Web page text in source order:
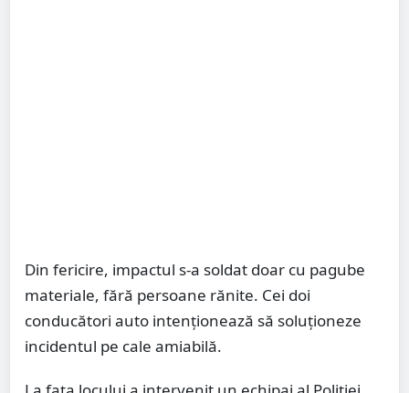
Din fericire, impactul s-a soldat doar cu pagube
materiale, fără persoane rănite. Cei doi
conducători auto intenționează să soluționeze
incidentul pe cale amiabilă.